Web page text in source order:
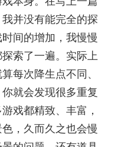
并没有能完全的探
间的增加，我慢慢
索了一遍。实际上
每次降生点不同、
就会发现很多重复
戏都精致、丰富，
，久而久之也会慢